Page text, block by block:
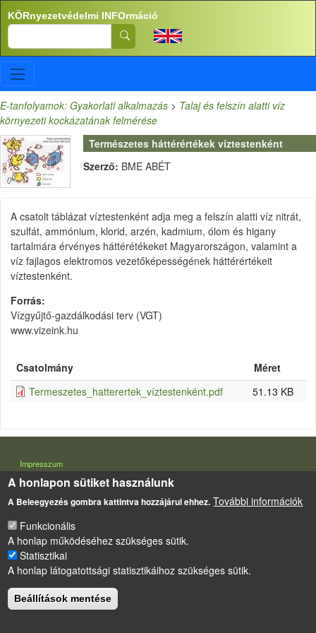
Ugrás a tartalomra
KÖRnyezetvédelmi INFOrmáció
Search
E-tanfolyamok: Gyakorlati alkalmazás > Talaj és felszín alatti víz
környezeti kockázatának felmérése
Természetes háttérértékek víztestenként
Szerző: BME ABÉT
A csatolt táblázat víztestenként adja meg a felszín alatti víz nitrát,
szulfát, ammónium, klorid, arzén, kadmium, ólom és higany
tartalmára érvényes háttérétékeket Magyarországon, valamint a
víz fajlagos elektromos vezetőképességének háttérértékeit
víztestenként.
Forrás
Vízgyűjtő-gazdálkodási terv (VGT)
www.vizeink.hu
Csatolmány
Méret
Termeszetes_hatterertek_víztestenként.pdf
51.13 KB
LÁBLÉC
Impresszum
Sütikezelési szabályzat
Drupalalapú webhely
A honlapon sütiket használunk
A Beleegyezés gombra kattintva hozzájárul ehhez. További információk
Funkcionális
A honlap működéséhez szükséges sütik.
Statisztikai
A honlap látogatottsági statisztikáihoz szükséges sütik.
Beállítások mentése